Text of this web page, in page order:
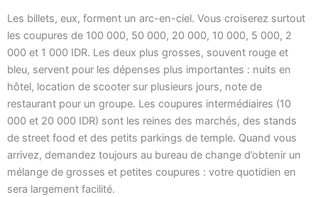
Les billets, eux, forment un arc-en-ciel. Vous croiserez surtout
les coupures de 100 000, 50 000, 20 000, 10 000, 5 000, 2
000 et 1 000 IDR. Les deux plus grosses, souvent rouge et
bleu, servent pour les dépenses plus importantes : nuits en
hôtel, location de scooter sur plusieurs jours, note de
restaurant pour un groupe. Les coupures intermédiaires (10
000 et 20 000 IDR) sont les reines des marchés, des stands
de street food et des petits parkings de temple. Quand vous
arrivez, demandez toujours au bureau de change d’obtenir un
mélange de grosses et petites coupures : votre quotidien en
sera largement facilité.